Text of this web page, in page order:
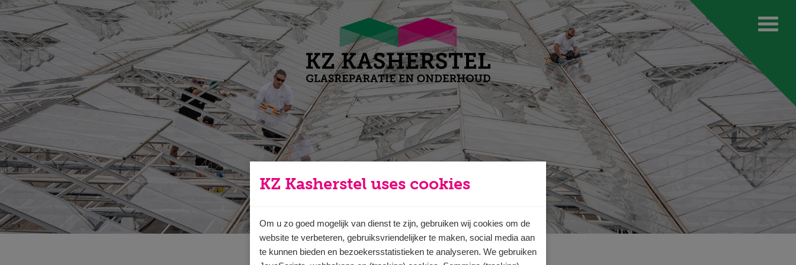
Ga direct naarde inhoud.
KZ Kasherstel uses cookies
Om u zo goed mogelijk van dienst te zijn, gebruiken wij cookies om de
website te verbeteren, gebruiksvriendelijker te maken, social media aan
te kunnen bieden en bezoekersstatistieken te analyseren. We gebruiken